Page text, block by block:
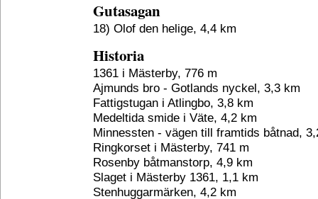
Gutasagan
18) Olof den helige, 4,4 km
Historia
1361 i Mästerby, 776 m
Ajmunds bro - Gotlands nyckel, 3,3 km
Fattigstugan i Atlingbo, 3,8 km
Medeltida smide i Väte, 4,2 km
Minnessten - vägen till framtids båtnad,
Ringkorset i Mästerby, 741 m
Rosenby båtmanstorp, 4,9 km
Slaget i Mästerby 1361, 1,1 km
Stenhuggarmärken, 4,2 km